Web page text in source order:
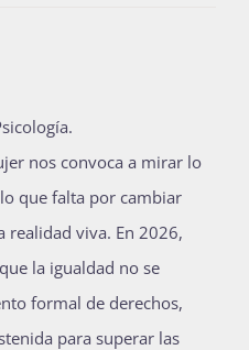
nos convoca a mirar lo
que falta por cambiar
realidad viva. En 2026,
la igualdad no se
formal de derechos,
para superar las